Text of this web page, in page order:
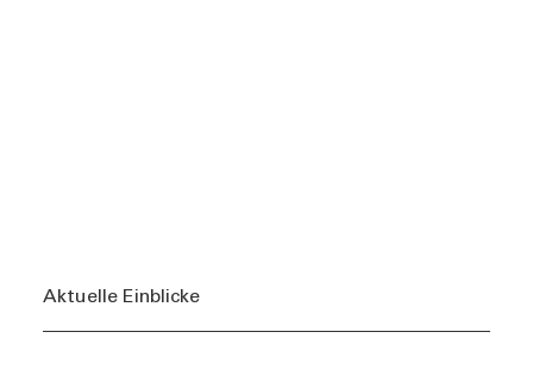
Aktuelle Einblicke